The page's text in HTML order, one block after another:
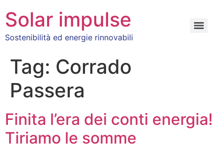
Solar impulse
Sostenibilità ed energie rinnovabili
Tag: Corrado
Passera
Finita l’era dei conti energia!
Tiriamo le somme